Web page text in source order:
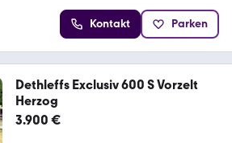
Kontakt Parken
Dethleffs Exclusiv 600 S Vorzelt
Herzog
3.900 €